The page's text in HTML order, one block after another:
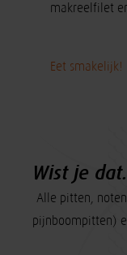
makreelfilet
Eet smakelijk!
Wist je
-Alle pitten,
pijnboompitten)